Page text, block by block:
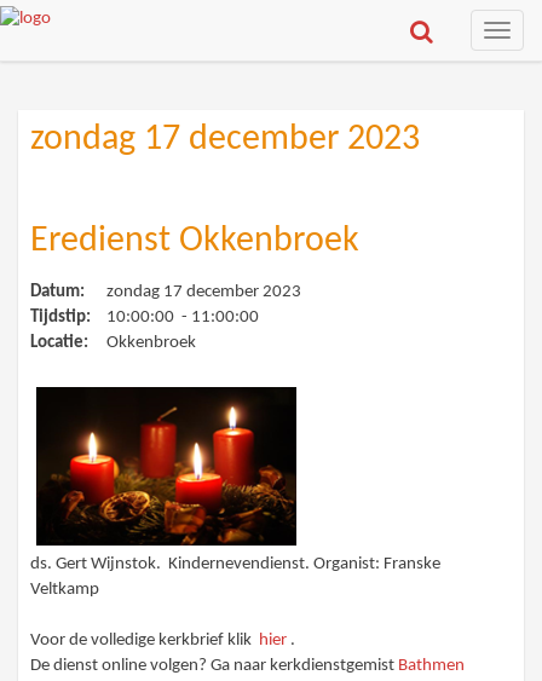
Toggle
zondag 17 december 2023
Eredienst Okkenbroek
Datum:
zondag 17 december 2023
Tijdstip:
10:00:00 - 11:00:00
Locatie:
Okkenbroek
ds. Gert Wijnstok. Kindernevendienst. Organist: Franske
Veltkamp
Voor de volledige kerkbrief klik hier .
De dienst online volgen? Ga naar kerkdienstgemist Bathmen